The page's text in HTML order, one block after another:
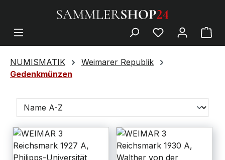
NUMISMATIK
Weimarer Republik
Gedenkmünzen